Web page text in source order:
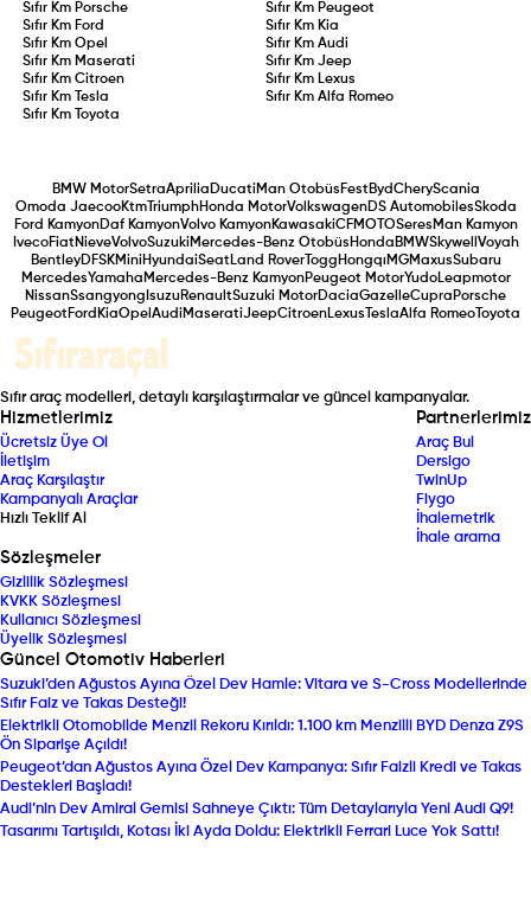
Sıfır Km Porsche Sıfır Km Peugeot
Sıfır Km Ford Sıfır Km Kia
Sıfır KmOpel Sıfır Km Audi
Sıfır Km Maserati Sıfır Km Jeep
Sıfır KmCitroen Sıfır Km Lexus
Sıfır Km
Tesla Sıfır Km Alfa Romeo
Sıfır Km
Toyota
BMW MotorSetraAprilia Ducati Man Otobüs FestBydCheryScania
Omoda JaecooKtmTriumphHonda MotorVolkswagenDS AutomobilesSkoda
Ford KamyonDaf KamyonVolvo KamyonKawasakiCFMOTOSeres Man Kamyon
IvecoFiatNieveVolvoSuzuki Mercedes-Benz Otobüs Honda BMWSkywell Voyah
BentleyDFSKMini HyundaiSeatLand RoverTogg Hongqı MGMaxusSubaru
MercedesYamaha Mercedes-Benz KamyonPeugeot MotorYudoLeapmotor
NissanSsangyong IsuzuRenaultSuzuki MotorDaciaGazelleCupra Porsche
PeugeotFord KiaOpel Audi MaseratiJeepCitroenLexus TeslaAlfa Romeo Toyota
Sıfır araç modelleri, detaylı karşılaştırmalar ve güncel kampanyalar.
Hizmetlerimiz
Ücretsiz Üye Ol
İletişim
Araç Karşılaştır
Kampanyalı Araçlar
Hızlı Teklif Al
Partnerlerimiz
Araç Bul
Dersigo
TwinUp
Fiygo
İhalemetrik
İhale arama
Sözleşmeler
Gizlilik Sözleşmesi
KVKK Sözleşmesi
Kullanıcı Sözleşmesi
Üyelik Sözleşmesi
Güncel Otomotiv Haberleri
Suzuki’den Ağustos Ayına Özel Dev Hamle: Vitara ve S-Cross Modellerinde
Sıfır Faiz ve Takas Desteği!
Elektrikli Otomobilde Menzil Rekoru Kırıldı: 1.100 km Menzilli BYD Denza Z9S
Ön Siparişe Açıldı!
Peugeot’dan Ağustos Ayına Özel Dev Kampanya: Sıfır Faizli Kredi ve Takas
Destekleri Başladı!
Audi’nin Dev Amiral Gemisi Sahneye Çıktı: Tüm Detaylarıyla Yeni Audi Q9!
Tasarımı Tartışıldı, Kotası İki Ayda Doldu: Elektrikli Ferrari Luce Yok Sattı!